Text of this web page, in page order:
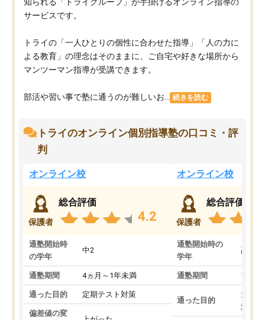
サービスです。
トライの「一人ひとりの個性に合わせた指導」「人の力に
よる教育」の理念はそのままに、ご自宅や好きな場所から
マンツーマン指導が受講できます。
部活や習い事で塾に通うのが難しいお... 続きを読む
トライのオンライン個別指導塾の口コミ・評
判
オンライン校
保護者
総合評価
4.2
通塾開始時
の学年
中2
通塾期間 4ヵ月～1年未満
通った目的 定期テスト対策
偏差値の変
オンライン校
保護者
総合評価
通塾開始時の
学年
高3
通塾期間 1～3
通った目的
大学
対策